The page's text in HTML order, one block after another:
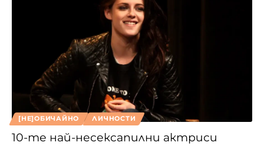
[НЕ]ОБИЧАЙНО ЛИЧНОСТИ
10-те най-несексапилни актриси